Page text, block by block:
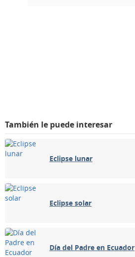
También le puede interesar
Eclipse lunar
Eclipse solar
Día del Padre en Ecuador